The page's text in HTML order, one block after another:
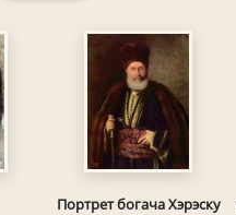
Портрет богача Хэрэску